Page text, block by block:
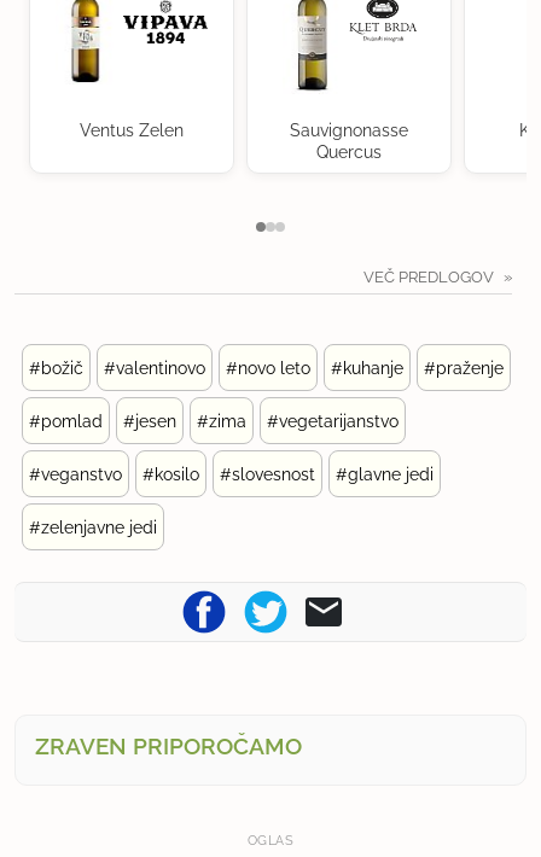
Ventus Zelen
Sauvignonasse
Quercus
VEČ PREDLOGOV
#božič #valentinovo #novo leto #kuhanje #praženje
#pomlad #jesen #zima #vegetarijanstvo
#veganstvo #kosilo #slovesnost #glavne jedi
#zelenjavne jedi
ZRAVEN PRIPOROČAMO
OGLAS